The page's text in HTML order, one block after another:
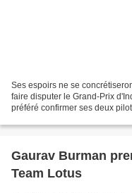
Ses espoirs ne se
faire disputer le Grand-Prix
préféré confirmer ses deux
Gaurav Burman
Team Lotus